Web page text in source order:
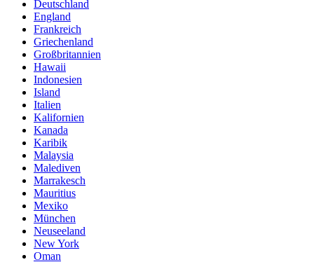
Deutschland
England
Frankreich
Griechenland
Großbritannien
Hawaii
Indonesien
Island
Italien
Kalifornien
Kanada
Karibik
Malaysia
Malediven
Marrakesch
Mauritius
Mexiko
München
Neuseeland
New York
Oman